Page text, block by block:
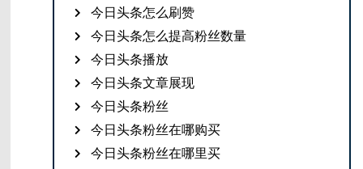
今日头条怎么刷赞
今日头条怎么提高粉丝数量
今日头条播放
今日头条文章展现
今日头条粉丝
今日头条粉丝在哪购买
今日头条粉丝在哪里买